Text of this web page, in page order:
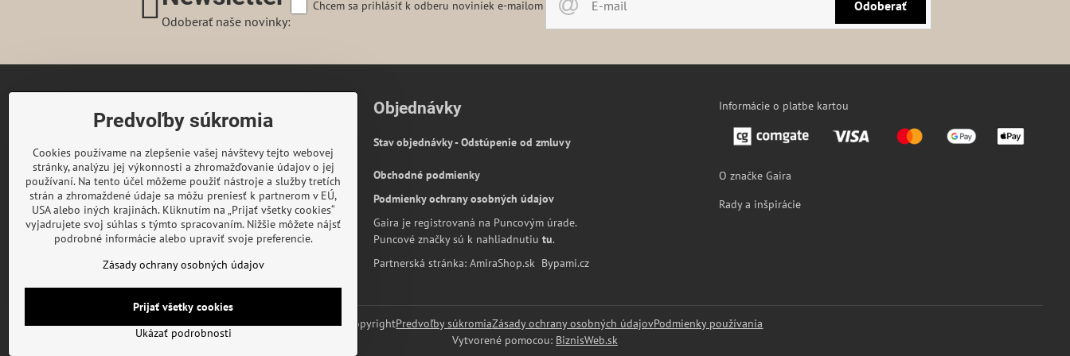
Odoberať naše novinky:
Odoberať
Chcem sa prihlásiť k odberu noviniek e-mailom
74253 Kunín 348
Telefon:+420 722 716 300
E-mail:objednavky@gaira.sk
© GAIRA® Copyright by Gairaca s.r.o.
All rights reserved
Objednávky
Stav objednávky - Odstúpenie od zmluvy
Obchodné podmienky
Podmienky ochrany osobných údajov
Gaira je registrovaná na Puncovým úrade.
Puncové značky sú k nahliadnutiu tu.
Partnerská stránka: AmiraShop.sk Bypami.cz
Informácie o platbe kartou
O značke Gaira
Rady a inšpirácie
©2026 CopyrightPredvoľby súkromiaZásady ochrany osobných údajovPodmienky používania
Vytvorené pomocou: BiznisWeb.sk
Predvoľby súkromia
Cookies používame na zlepšenie vašej návštevy tejto webovej
stránky, analýzu jej výkonnosti a zhromažďovanie údajov o jej
používaní. Na tento účel môžeme použiť nástroje a služby tretích
strán a zhromaždené údaje sa môžu preniesť k partnerom v EÚ,
USA alebo iných krajinách. Kliknutím na „Prijať všetky cookies“
vyjadrujete svoj súhlas s týmto spracovaním. Nižšie môžete nájsť
podrobné informácie alebo upraviť svoje preferencie.
Zásady ochrany osobných údajov
Ukázať podrobnosti
Prijať všetky cookies